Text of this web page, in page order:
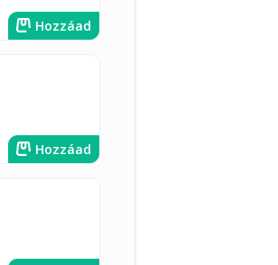
Hozzáad
Hozzáad